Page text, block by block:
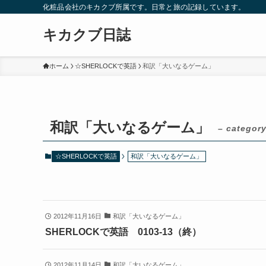
化粧品会社のキカクブ所属です。日常と旅の記録しています。
キカクブ日誌
ホーム ☆SHERLOCKで英語 和訳「大いなるゲーム」
和訳「大いなるゲーム」 –
☆SHERLOCKで英語 和訳「大いなるゲーム」
2012年11月16日 和訳「大いなるゲーム」
SHERLOCKで英語 0103-13（終）